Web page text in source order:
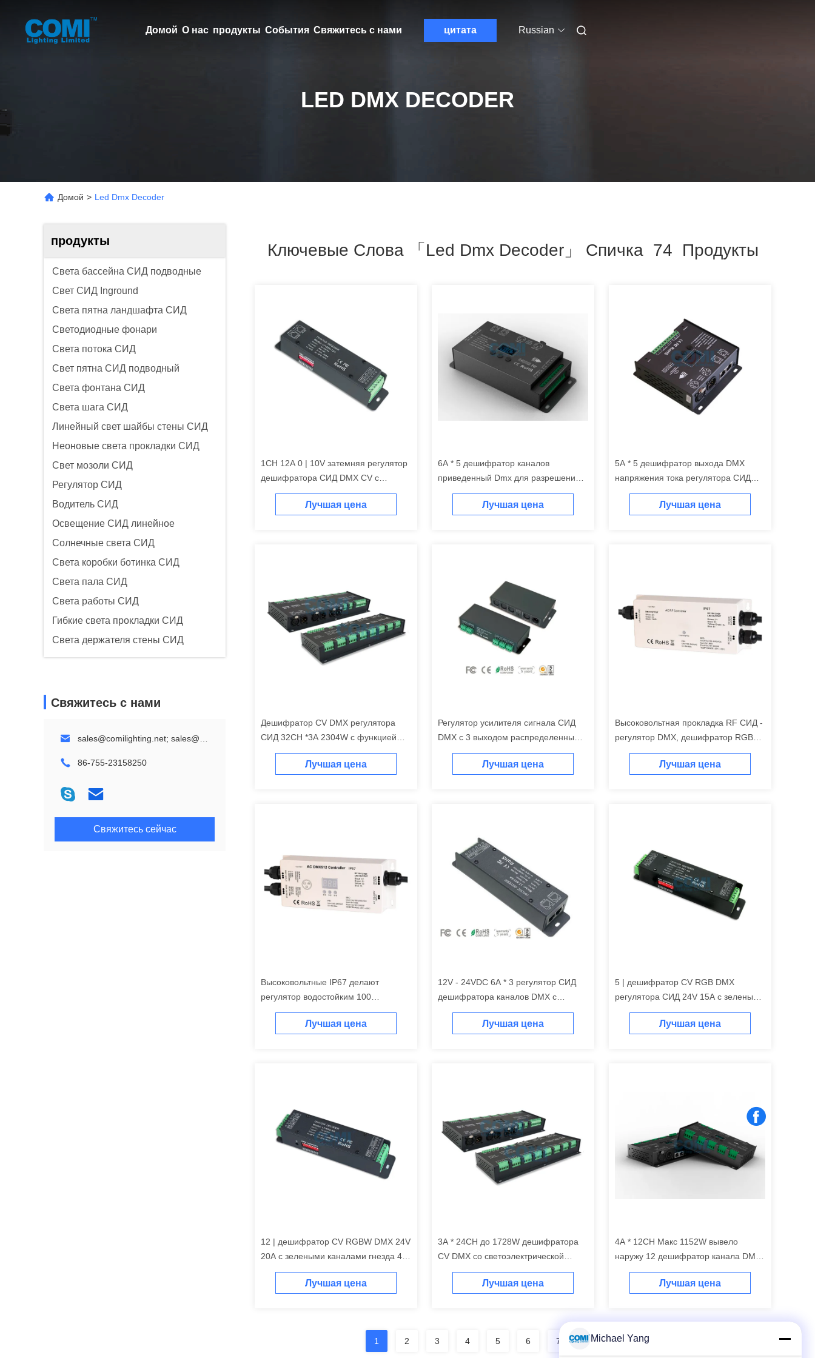
Домой О нас продукты События Свяжитесь с нами цитата Russian
LED DMX DECODER
Домой > Led Dmx Decoder
продукты
Света бассейна СИД подводные
Свет СИД Inground
Света пятна ландшафта СИД
Светодиодные фонари
Света потока СИД
Свет пятна СИД подводный
Света фонтана СИД
Света шага СИД
Линейный свет шайбы стены СИД
Неоновые света прокладки СИД
Свет мозоли СИД
Регулятор СИД
Водитель СИД
Освещение СИД линейное
Солнечные света СИД
Света коробки ботинка СИД
Света пала СИД
Света работы СИД
Гибкие света прокладки СИД
Света держателя стены СИД
Свяжитесь с нами
86-755-23158250
Свяжитесь сейчас
Ключевые Слова 「led Dmx Decoder」 Спичка 74 Продукты
1CH 12A 0 | 10V затемняя регулятор
дешифратора СИД DMX CV с
гнездом RJ45 DMX512
Лучшая цена
6A * 5 дешифратор каналов
приведенный Dmx для разрешения
16bit/8bit приведенного светов
опционногоЛучшая цена
5A * 5 дешифратор выхода DMX
напряжения тока регулятора СИД
каналов RGBWY постоянн
Лучшая цена
Дешифратор CV DMX регулятора
СИД 32CH *3A 2304W с функцией
усилителя сигнала
Лучшая цена
Регулятор усилителя сигнала СИД
DMX с 3 выходом распределенным
каналами
Лучшая цена
Высоковольтная прокладка RF СИД -
регулятор DMX, дешифратор RGB
Макс 5A IP67 Dmx 3 каналов
Лучшая цена
Высоковольтные IP67 делают
регулятор водостойким 100
прокладки СИД RGB 3 CH DMX512 -
входной сигнал 240V & выход
Лучшая цена
12V - 24VDC 6A * 3 регулятор СИД
дешифратора каналов DMX с
гнездом RJ45 DMX
Лучшая цена
5 | дешифратор CV RGB DMX
регулятора СИД 24V 15A с зеленым
гнездом терминала DMX512
Лучшая цена
12 | дешифратор CV RGBW DMX 24V
20A с зелеными каналами гнезда 4
терминала DMX512
Лучшая цена
3A * 24CH до 1728W дешифратора
CV DMX со светоэлектрической
функцией изоляции
Лучшая цена
4A * 12CH Макс 1152W вывело
наружу 12 дешифратор канала DMX
с функцией усилителя сигнала
Лучшая цена
1 2 3 4 5 6 7 8 Michael Yang